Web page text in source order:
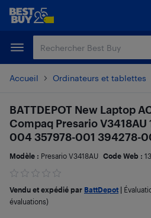
Passer
principal
Passer
Accueil Ordinateurs et tablettes
BATTDEPOT New Laptop
Compaq Presario
004 357978-001 394278-
Modèle : Presario V3418AU Code Web :
Vendu et expédié par BattDepot
évaluations)